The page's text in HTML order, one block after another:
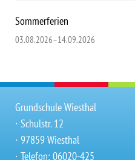
Sommerferien
03.08.2026–14.09.2026
Grundschule Wiesthal
∙ Schulstr. 12
∙ 97859 Wiesthal
∙ Telefon: 06020-425